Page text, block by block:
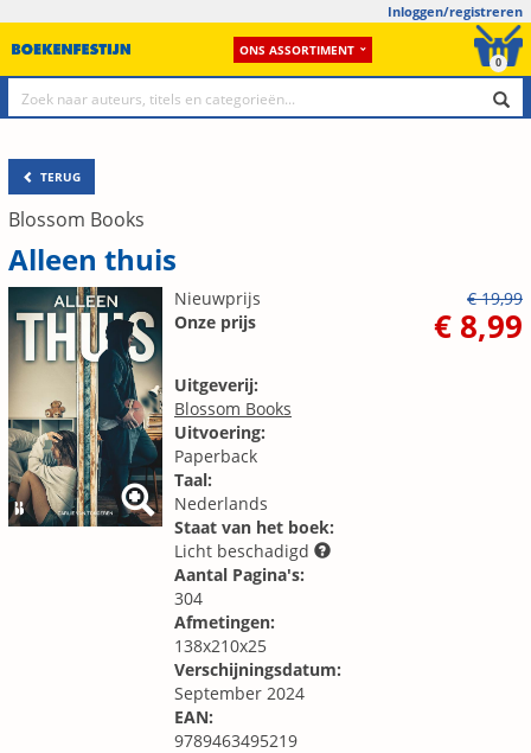
Inloggen/registreren
ONS ASSORTIMENT
0
TERUG
Blossom Books
Alleen thuis
Nieuwprijs
€ 19,99
Onze prijs
€ 8,99
Uitgeverij:
Blossom Books
Uitvoering:
Paperback
Taal:
Nederlands
Staat van het boek:
Licht beschadigd
Aantal Pagina's:
304
Afmetingen:
138x210x25
Verschijningsdatum:
September 2024
EAN:
9789463495219